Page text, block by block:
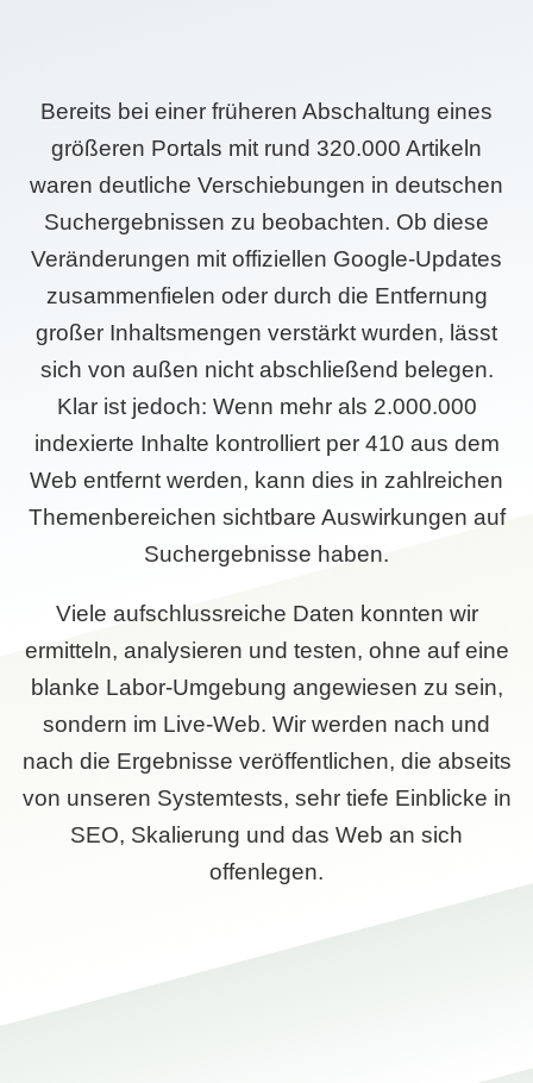
Bereits bei einer früheren Abschaltung eines
größeren Portals mit rund 320.000 Artikeln
waren deutliche Verschiebungen in deutschen
Suchergebnissen zu beobachten. Ob diese
Veränderungen mit offiziellen Google-Updates
zusammenfielen oder durch die Entfernung
großer Inhaltsmengen verstärkt wurden, lässt
sich von außen nicht abschließend belegen.
Klar ist jedoch: Wenn mehr als 2.000.000
indexierte Inhalte kontrolliert per 410 aus dem
Web entfernt werden, kann dies in zahlreichen
Themenbereichen sichtbare Auswirkungen auf
Suchergebnisse haben.
Viele aufschlussreiche Daten konnten wir
ermitteln, analysieren und testen, ohne auf eine
blanke Labor-Umgebung angewiesen zu sein,
sondern im Live-Web. Wir werden nach und
nach die Ergebnisse veröffentlichen, die abseits
von unseren Systemtests, sehr tiefe Einblicke in
SEO, Skalierung und das Web an sich
offenlegen.